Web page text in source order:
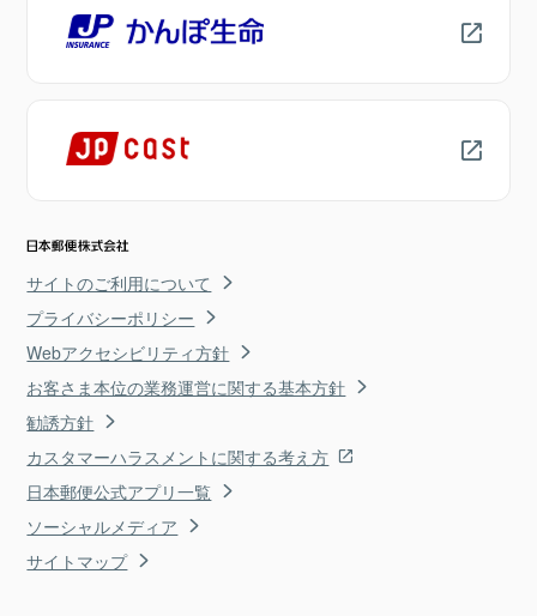
サイトのご利用について
プライバシーポリシー
Webアクセシビリティ方針
お客さま本位の業務運営に関する基本方針
勧誘方針
カスタマーハラスメントに関する考え方
日本郵便公式アプリ一覧
ソーシャルメディア
サイトマップ